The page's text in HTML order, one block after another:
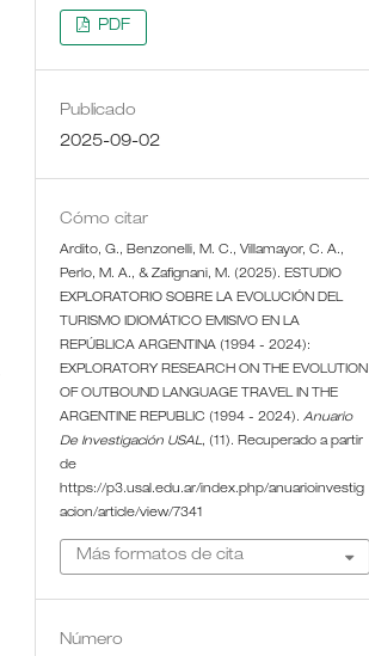
PDF
Publicado
2025-09-02
Cómo citar
Ardito, G., Benzonelli, M. C., Villamayor, C. A.,
Perlo, M. A., & Zafignani, M. (2025). ESTUDIO
EXPLORATORIO SOBRE LA EVOLUCIÓN DEL
TURISMO IDIOMÁTICO EMISIVO EN LA
REPÚBLICA ARGENTINA (1994 - 2024):
EXPLORATORY RESEARCH ON THE EVOLUTION
OF OUTBOUND LANGUAGE TRAVEL IN THE
ARGENTINE REPUBLIC (1994 - 2024).Anuario
De Investigación USAL, (11). Recuperado a partir
de
https://p3.usal.edu.ar/index.php/anuarioinvestig
acion/article/view/7341
Más formatos de cita
Número